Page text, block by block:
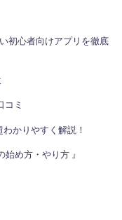
初心者向けアプリを徹底
コミ
かりやすく解説！
め方・やり方 』